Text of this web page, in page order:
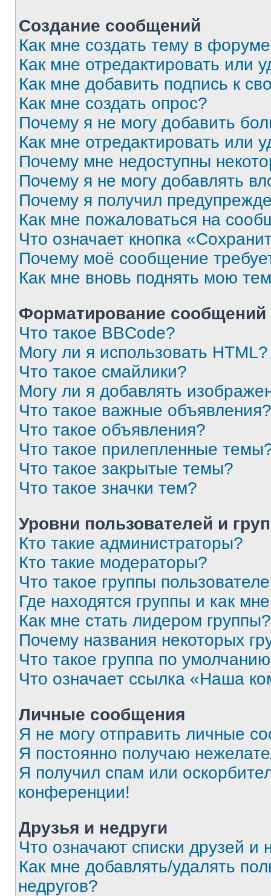
Создание сообщений
Как мне создать тему в
Как мне отредактировать или
Как мне добавить подпись к
Как мне создать опрос?
Почему я не могу добавить
Как мне отредактировать или
Почему мне недоступны
Почему я не могу добавлять
Почему я получил
Как мне пожаловаться на
Что означает кнопка
Почему моё сообщение
Как мне вновь поднять мою
Форматирование
Что такое BBCode?
Могу ли я использовать HTML?
Что такое смайлики?
Могу ли я добавлять
Что такое важные объявления?
Что такое объявления?
Что такое прилепленные
Что такое закрытые темы?
Что такое значки тем?
Уровни пользователей и
Кто такие администраторы?
Кто такие модераторы?
Что такое группы
Где находятся группы и как
Как мне стать лидером группы?
Почему названия некоторых
Что такое группа по
Что означает ссылка «Наша
Личные сообщения
Я не могу отправить личные
Я постоянно получаю
Я получил спам или
конференции!
Друзья и недруги
Что означают списки друзей и
Как мне добавлять/удалять
недругов?